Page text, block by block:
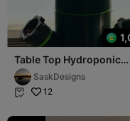
Table Top Hydroponic
TowerSaskDesigns
 12